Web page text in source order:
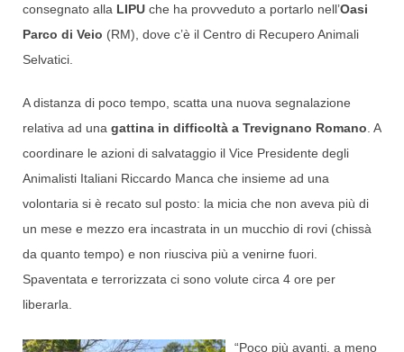
consegnato alla LIPU che ha provveduto a portarlo nell’Oasi
Parco di Veio (RM), dove c’è il Centro di Recupero Animali
Selvatici.
A distanza di poco tempo, scatta una nuova segnalazione
relativa ad una gattina in difficoltà a Trevignano Romano . A
coordinare le azioni di salvataggio il Vice Presidente degli
Animalisti Italiani Riccardo Manca che insieme ad una
volontaria si è recato sul posto: la micia che non aveva più di
un mese e mezzo era incastrata in un mucchio di rovi (chissà
da quanto tempo) e non riusciva più a venirne fuori.
Spaventata e terrorizzata ci sono volute circa 4 ore per
liberarla.
“Poco più avanti, a meno